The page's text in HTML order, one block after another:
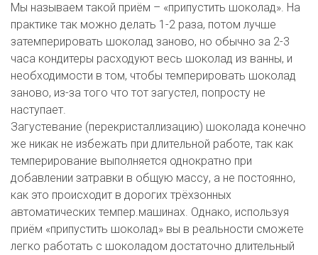
Мы называем такой приём – «припустить шоколад». На
практике так можно делать 1-2 раза, потом лучше
затемперировать шоколад заново, но обычно за 2-3
часа кондитеры расходуют весь шоколад из ванны, и
необходимости в том, чтобы темперировать шоколад
заново, из-за того что тот загустел, попросту не
наступает.
Загустевание (перекристаллизацию) шоколада конечно
же никак не избежать при длительной работе, так как
темперирование выполняется однократно при
добавлении затравки в общую массу, а не постоянно,
как это происходит в дорогих трёхзонных
автоматических темпер.машинах. Однако, используя
приём «припустить шоколад» вы в реальности сможете
легко работать с шоколадом достаточно длительный